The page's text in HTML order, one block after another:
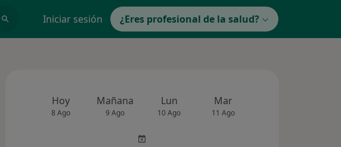
Iniciar sesión ¿Eres profesional de la salud?
Hoy
8 Ago
Mañana
9 Ago
Lun
10 Ago
Mar
11 Ago